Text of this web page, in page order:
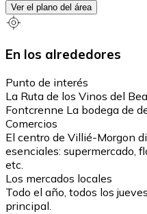
Ver el plano del área
En los alrededores
Punto de interés
La Ruta de los Vinos del
Fontcrenne La bodega de
Comercios
El centro de Villié-Morgon
esenciales: supermercado,
etc.
Los mercados locales
Todo el año, todos los
principal.